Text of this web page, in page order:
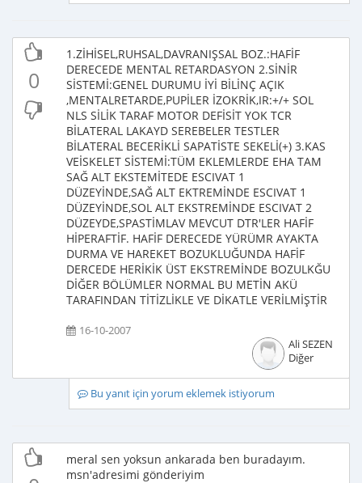
0
1.ZİHİSEL,RUHSAL,DAVRANIŞSAL BOZ.:HAFİF
DERECEDE MENTAL RETARDASYON 2.SİNİR
SİSTEMİ:GENEL DURUMU İYİ BİLİNÇ AÇIK
,MENTALRETARDE,PUPİLER İZOKRİK,IR:+/+ SOL
NLS SİLİK TARAF MOTOR DEFİSİT YOK TCR
BİLATERAL LAKAYD SEREBELER TESTLER
BİLATERAL BECERİKLİ SAPATİSTE SEKELİ(+) 3.KAS
VEİSKELET SİSTEMİ:TÜM EKLEMLERDE EHA TAM
SAĞ ALT EKSTEMİTEDE ESCIVAT 1
DÜZEYİNDE,SAĞ ALT EKTREMİNDE ESCIVAT 1
DÜZEYİNDE,SOL ALT EKSTREMİNDE ESCIVAT 2
DÜZEYDE,SPASTİMLAV MEVCUT DTR'LER HAFİF
HİPERAFTİF. HAFİF DERECEDE YÜRÜMR AYAKTA
DURMA VE HAREKET BOZUKLUĞUNDA HAFİF
DERCEDE HERİKİK ÜST EKSTREMİNDE BOZULKĞU
DİĞER BÖLÜMLER NORMAL BU METİN AKÜ
TARAFINDAN TİTİZLİKLE VE DİKATLE VERİLMİŞTİR
16-10-2007
Ali SEZEN
Diğer
Bu yanıt için yorum eklemek istiyorum
meral sen yoksun ankarada ben buradayım.
msn'adresimi gönderiyim